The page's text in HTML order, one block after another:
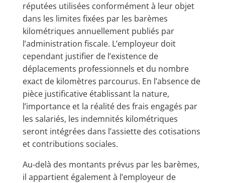
réputées utilisées conformément à leur objet
dans les limites fixées par les barèmes
kilométriques annuellement publiés par
l’administration fiscale. L’employeur doit
cependant justifier de l’existence de
déplacements professionnels et du nombre
exact de kilomètres parcourus. En l’absence de
pièce justificative établissant la nature,
l’importance et la réalité des frais engagés par
les salariés, les indemnités kilométriques
seront intégrées dans l’assiette des cotisations
et contributions sociales.
Au-delà des montants prévus par les barèmes,
il appartient également à l’employeur de